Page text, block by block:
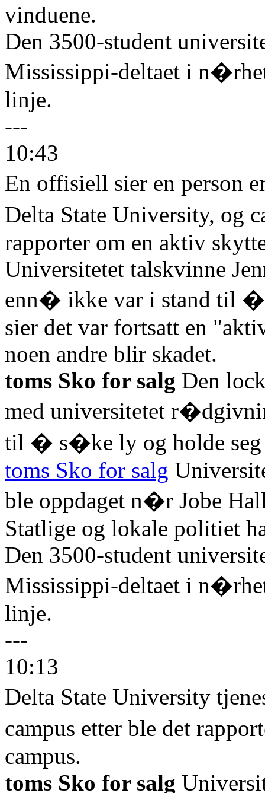
vinduene.
Den 3500-student
Mississippi-deltaet i
linje.
---
10:43
En offisiell sier en person
Delta State University, og
rapporter om en aktiv
Universitetet talskvinne
enn� ikke var i stand til �
sier det var fortsatt en
noen andre blir skadet.
toms Sko for salg Den
med universitetet
til � s�ke ly og holde seg
toms Sko for salg
ble oppdaget n�r Jobe
Statlige og lokale politiet
Den 3500-student
Mississippi-deltaet i
linje.
---
10:13
Delta State University
campus etter ble det
campus.
toms Sko for salg